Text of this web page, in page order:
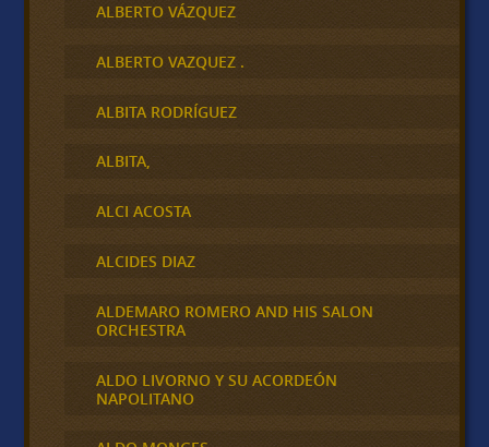
ALBERTO VÁZQUEZ
ALBERTO VAZQUEZ .
ALBITA RODRÍGUEZ
ALBITA,
ALCI ACOSTA
ALCIDES DIAZ
ALDEMARO ROMERO AND HIS SALON
ORCHESTRA
ALDO LIVORNO Y SU ACORDEÓN
NAPOLITANO